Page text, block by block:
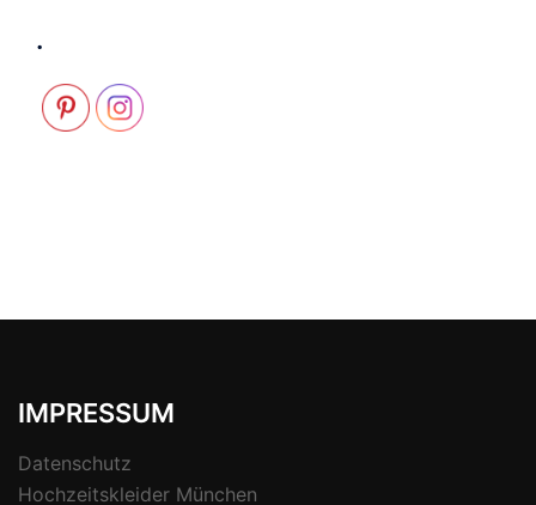
.
IMPRESSUM
Datenschutz
Hochzeitskleider München